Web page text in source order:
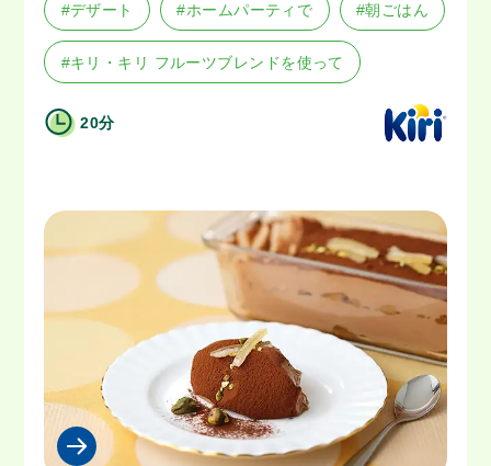
#デザート #ホームパーティで #朝ごはん
#キリ・キリ フルーツブレンドを使って
20分